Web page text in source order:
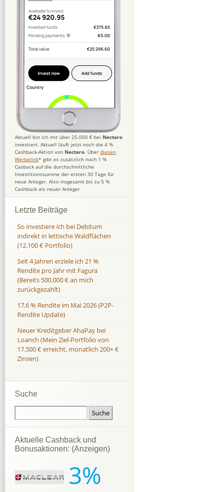
Aktuell bin ich mit über 25.000 € bei Nectaro
investiert. Aktuell läuft jetzt noch die 4 %
Cashback-Aktion von Nectaro. Über diesen
Werbelink* gibt es zusätzlich noch 1 %
Casback auf die durchschnittliche
Investitionssumme der ersten 30 Tage für
neue Anleger. Also insgesamt bis zu 5 %
Cashback als neuer Anleger
Letzte Beiträge
So investiere ich bei Debitum
indirekt in lettische Waldflächen
(12.100 € Portfolio)
Seit 4 Jahren erziele ich 21 %
Rendite pro Jahr mit Fagura
(Bereits 500.000 € an mich
zurückgezahlt)
17,6 % Rendite im Mai 2026 (P2P-
Rendite Update)
Neuer Kreditgeber AhaPay bei
Loanch (Mein Ziel-Portfolio von
17.500 € erreicht, monatlich 200+ €
Zinsen)
Suche
Aktuelle Cashback und
Bonusaktionen: (Anzeigen)
3%